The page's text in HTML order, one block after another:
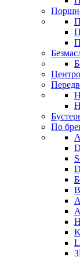
По